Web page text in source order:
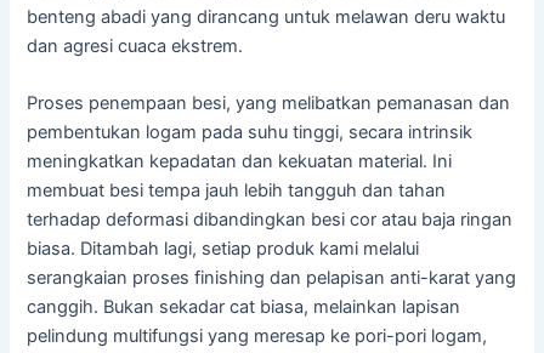
benteng abadi yang dirancang untuk melawan deru waktu
dan agresi cuaca ekstrem.
Proses penempaan besi, yang melibatkan pemanasan dan
pembentukan logam pada suhu tinggi, secara intrinsik
meningkatkan kepadatan dan kekuatan material. Ini
membuat besi tempa jauh lebih tangguh dan tahan
terhadap deformasi dibandingkan besi cor atau baja ringan
biasa. Ditambah lagi, setiap produk kami melalui
serangkaian proses finishing dan pelapisan anti-karat yang
canggih. Bukan sekadar cat biasa, melainkan lapisan
pelindung multifungsi yang meresap ke pori-pori logam,